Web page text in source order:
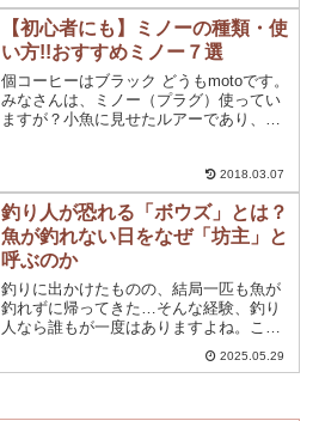
釣れエサ」が身近にたくさんあることを
ご存知でしょうか？この...
【初心者にも】ミノーの種類・使
い方!!おすすめミノー７選
個コーヒーはブラック どうもmotoです。
みなさんは、ミノー（プラグ）使ってい
ますが？小魚に見せたルアーであり、ミ
ー（プラグ）についてまとめてみました
ので是非参考にして...
2018.03.07
釣り人が恐れる「ボウズ」とは？
魚が釣れない日をなぜ「坊主」と
呼ぶのか
釣りに出かけたものの、結局一匹も魚が
釣れずに帰ってきた…そんな経験、釣り
人なら誰もが一度はありますよね。こ
の、全く釣果がない状態を、釣り用語で
「ボウズ」と呼びます。 しかし、なぜ
2025.05.29